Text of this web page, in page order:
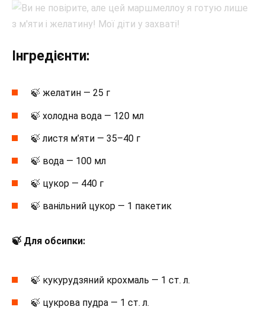
Інгредієнти:
🍃 желатин — 25 г
🍃 холодна вода — 120 мл
🍃 листя м’яти — 35–40 г
🍃 вода — 100 мл
🍃 цукор — 440 г
🍃 ванільний цукор — 1 пакетик
🍃 Для обсипки:
🍃 кукурудзяний крохмаль — 1 ст. л.
🍃 цукрова пудра — 1 ст. л.